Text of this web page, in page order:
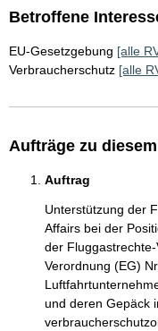
Betroffene
EU-Gesetzgebung [alle
Verbraucherschutz [alle
Aufträge zu diesem
Auftrag
Unterstützung der
Affairs bei der
der
Verordnung (EG)
und deren Gepäck